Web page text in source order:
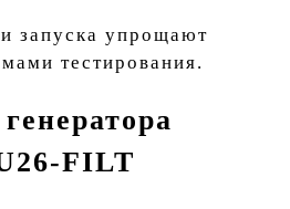
запуска упрощают
тестирования.
FILT